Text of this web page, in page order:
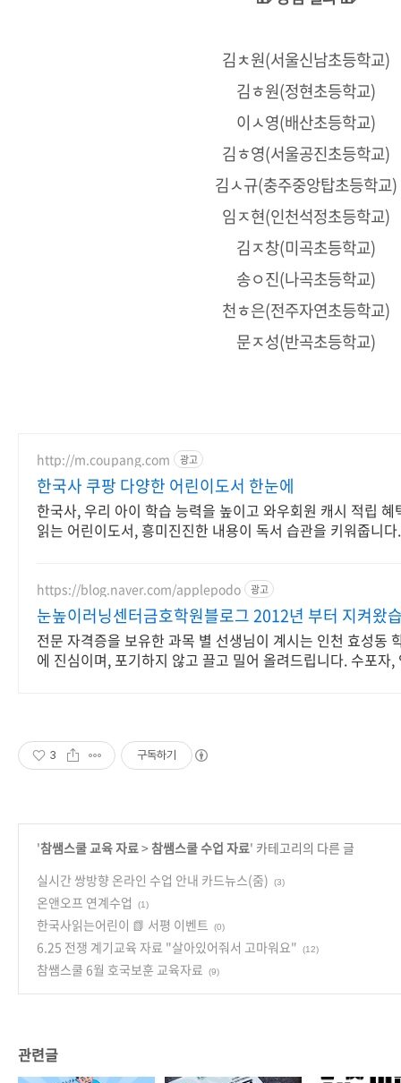
김ㅊ원(서울신남초등학교)
김ㅎ원(정현초등학교)
이ㅅ영(배산초등학교)
김ㅎ영(서울공진초등학교)
김ㅅ규(충주중앙탑초등학교)
임ㅈ현(인천석정초등학교)
김ㅈ창(미곡초등학교)
송ㅇ진(나곡초등학교)
천ㅎ은(전주자연초등학교)
문ㅈ성(반곡초등학교)
http://m.coupang.com 광고
한국사 쿠팡 다양한 어린이도서 한눈에
한국사, 우리 아이 학습 능력을 높이고 와우회원 캐시 적립
읽는 어린이도서, 흥미진진한 내용이 독서 습관을 키워줍니다.
https://blog.naver.com/applepodo 광고
눈높이러닝센터금호학원블로그 2012년 부터 지켜왔
전문 자격증을 보유한 과목 별 선생님이 계시는 인천 효성동
에 진심이며, 포기하지 않고 끌고 밀어 올려드립니다. 수포자,
3 구독하기
'참쌤스쿨 교육 자료> 참쌤스쿨 수업 자료' 카테고리의 다른 글
실시간 쌍방향 온라인 수업 안내 카드뉴스(줌)
(3)
온앤오프 연계수업 (1)
한국사읽는어린이 📗 서평 이벤트 (0)
6.25 전쟁 계기교육 자료 "살아있어줘서 고마워요" (12)
참쌤스쿨 6월 호국보훈 교육자료 (9)
관련글